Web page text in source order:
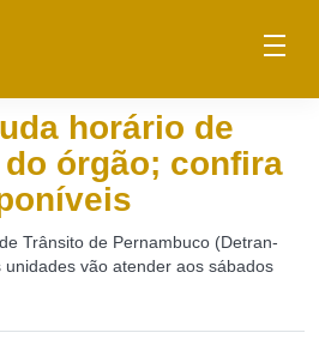
horário de
órgão; confira
Trânsito de Pernambuco (Detran-
vão atender aos sábados